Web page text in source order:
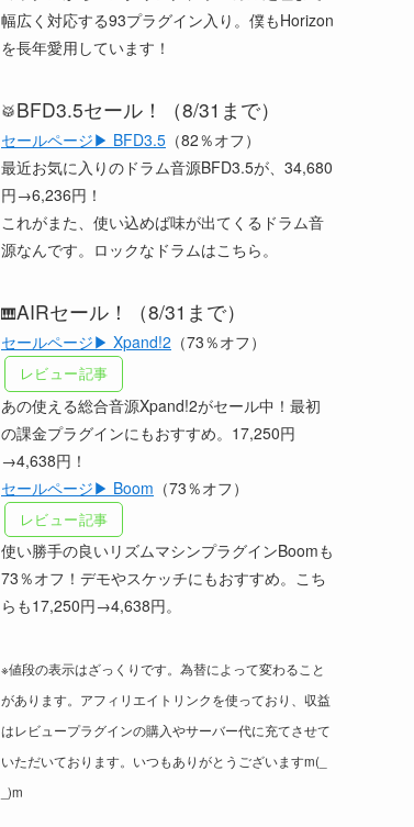
幅広く対応する93プラグイン入り。僕もHorizon
を長年愛用しています！
🥁BFD3.5セール！（8/31まで）
セールページ▶ BFD3.5 （82％オフ）
最近お気に入りのドラム音源BFD3.5が、34,680
円→6,236円！
これがまた、使い込めば味が出てくるドラム音
源なんです。ロックなドラムはこちら。
🎹AIRセール！（8/31まで）
セールページ▶ Xpand!2 （73％オフ）
レビュー記事
あの使える総合音源Xpand!2がセール中！最初
の課金プラグインにもおすすめ。17,250円
→4,638円！
セールページ▶ Boom （73％オフ）
レビュー記事
使い勝手の良いリズムマシンプラグインBoomも
73％オフ！デモやスケッチにもおすすめ。こち
らも17,250円→4,638円。
※値段の表示はざっくりです。為替によって変わること
があります。アフィリエイトリンクを使っており、収益
はレビュープラグインの購入やサーバー代に充てさせて
いただいております。いつもありがとうございますm(_
_)m